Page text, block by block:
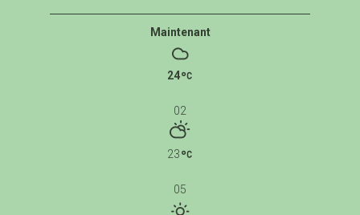
Maintenant
24
02
23
05